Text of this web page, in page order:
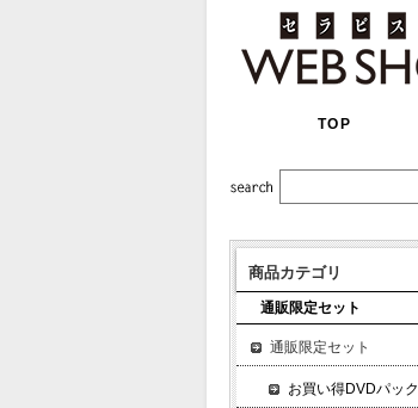
TOP
商品カテゴリ
通販限定セット
通販限定セット
お買い得DVDパック